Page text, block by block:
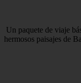
Un paquete de viaje
hermosos paisajes de